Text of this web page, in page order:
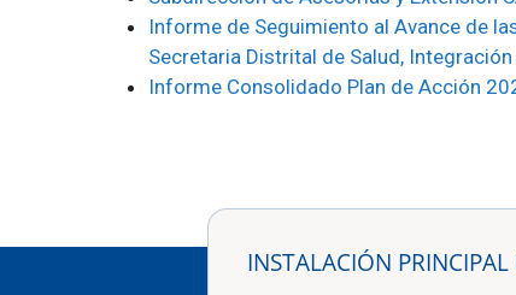
Informe de Seguimiento al Avance de
Secretaria Distrital de Salud,
Informe Consolidado Plan de Acción
INSTALACIÓN